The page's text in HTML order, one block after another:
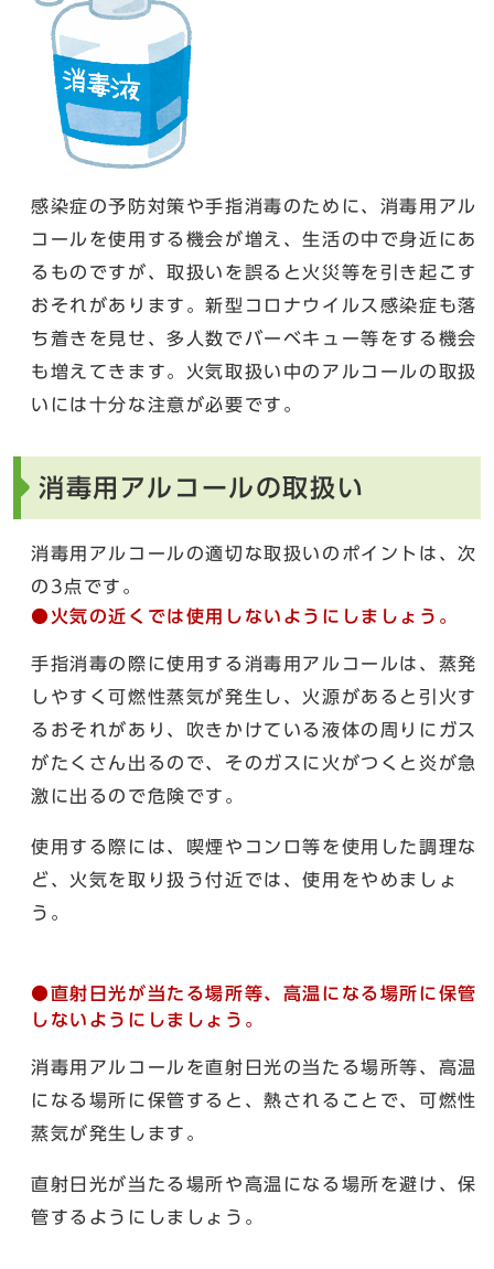
感染症の予防対策や手指消毒のために、消毒用アル
コールを使用する機会が増え、生活の中で身近にあ
るものですが、取扱いを誤ると火災等を引き起こす
おそれがあります。新型コロナウイルス感染症も落
ち着きを見せ、多人数でバーベキュー等をする機会
も増えてきます。火気取扱い中のアルコールの取扱
いには十分な注意が必要です。
消毒用アルコールの取扱い
消毒用アルコールの適切な取扱いのポイントは、次
の3点です。
●火気の近くでは使用しないようにしましょう。
手指消毒の際に使用する消毒用アルコールは、蒸発
しやすく可燃性蒸気が発生し、火源があると引火す
るおそれがあり、吹きかけている液体の周りにガス
がたくさん出るので、そのガスに火がつくと炎が急
激に出るので危険です。
使用する際には、喫煙やコンロ等を使用した調理な
ど、火気を取り扱う付近では、使用をやめましょ
う。
●直射日光が当たる場所等、高温になる場所に保管
しないようにしましょう。
消毒用アルコールを直射日光の当たる場所等、高温
になる場所に保管すると、熱されることで、可燃性
蒸気が発生します。
直射日光が当たる場所や高温になる場所を避け、保
管するようにしましょう。